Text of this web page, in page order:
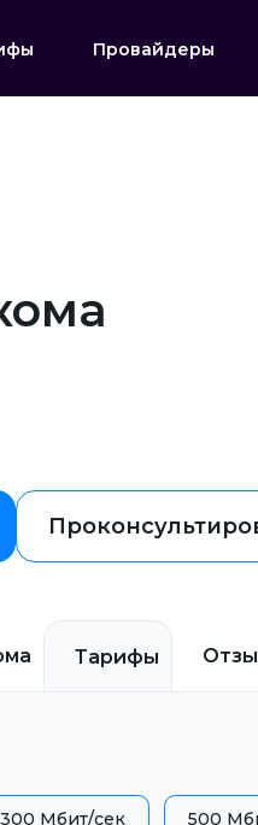
Провайдеры
Тарифы
300 Мбит/сек 500